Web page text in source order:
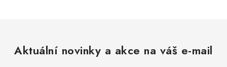
Aktuální novinky a akce na váš e-mail